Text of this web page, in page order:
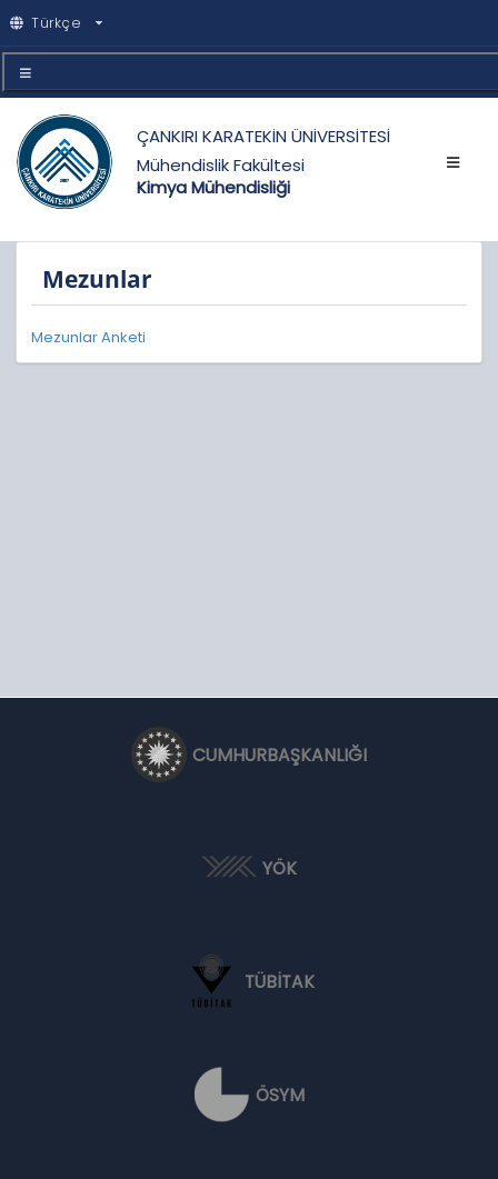
Türkçe
ÇANKIRI KARATEKİN ÜNİVERSİTESİ
Mühendislik Fakültesi
Kimya Mühendisliği
Mezunlar
Mezunlar Anketi
CUMHURBAŞKANLIĞI
YÖK
TÜBİTAK
ÖSYM